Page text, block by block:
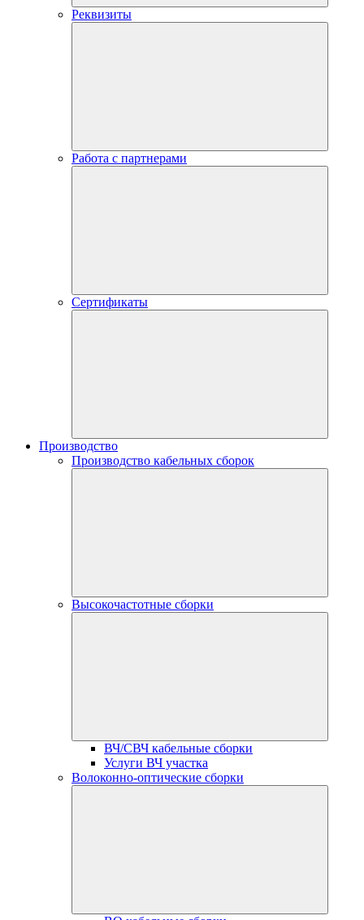
Реквизиты
Работа с партнерами
Сертификаты
Производство
Производство кабельных сборок
Высокочастотные сборки
ВЧ/СВЧ кабельные сборки
Услуги ВЧ участка
Волоконно-оптические сборки